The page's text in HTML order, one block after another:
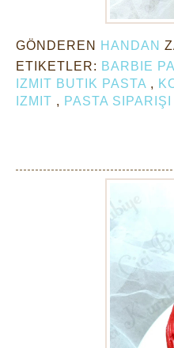
GÖNDEREN HANDAN
ETIKETLER: BARBIE
IZMIT BUTIK PASTA ,
IZMIT , PASTA SIPARIŞI